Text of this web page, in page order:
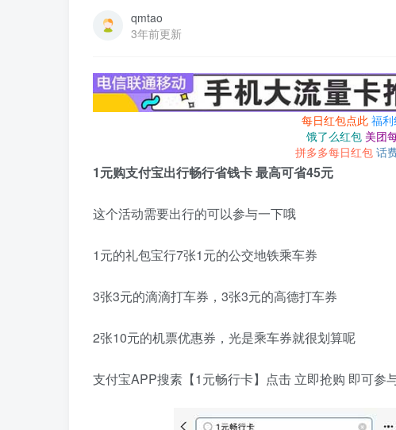
qmtao
3年前更新
每日红包点此 福
饿了么红包 美团
拼多多每日红包 话
1元购支付宝出行畅行省钱卡 最高可省45元
这个活动需要出行的可以参与一下哦
1元的礼包宝行7张1元的公交地铁乘车券
3张3元的滴滴打车券，3张3元的高德打车券
2张10元的机票优惠券，光是乘车券就很划算呢
支付宝APP搜素【1元畅行卡】点击 立即抢购 即可参